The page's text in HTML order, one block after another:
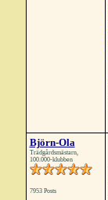
Björn-Ola
Trädgårdsmästarn,
100.000-klubben
7953 Posts